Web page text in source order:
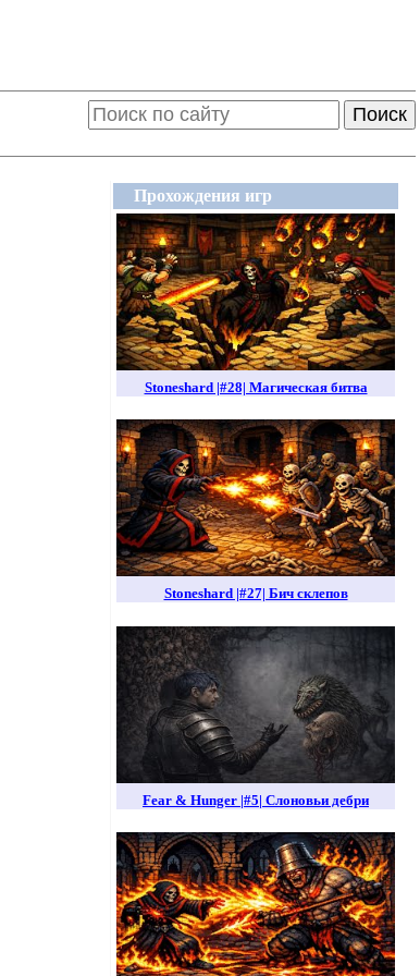
Поиск
Прохождения игр
Stoneshard |#28| Магическая битва
Stoneshard |#27| Бич склепов
Fear & Hunger |#5| Слоновьи дебри